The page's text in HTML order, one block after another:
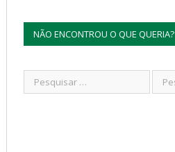
NÃO ENCONTROU O QUE QUERIA?